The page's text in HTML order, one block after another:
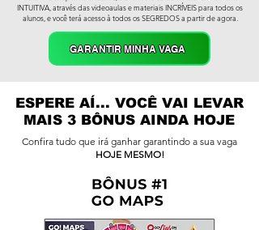
INTUITIVA, através das videoaulas e materiais INCRÍVEIS para todos os
alunos, e você terá acesso à todos os SEGREDOS a partir de agora.
GARANTIR MINHA VAGA
ESPERE AÍ... VOCÊ VAI LEVAR
MAIS 3 BÔNUS AINDA HOJE
Confira tudo que irá ganhar garantindo a sua vaga
HOJE MESMO!